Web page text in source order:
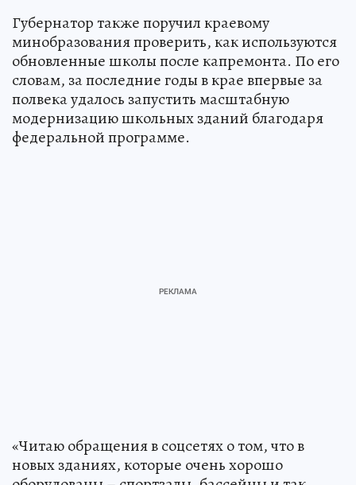
Губернатор также поручил краевому
минобразования проверить, как используются
обновленные школы после капремонта. По его
словам, за последние годы в крае впервые за
полвека удалось запустить масштабную
модернизацию школьных зданий благодаря
федеральной программе.
«Читаю обращения в соцсетях о том, что в
новых зданиях, которые очень хорошо